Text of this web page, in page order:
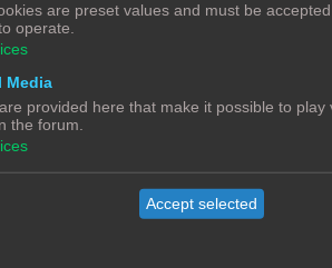
enkele minuten in beslag, maar geeft je extra
en het bijbehorend beleid. Bekijk ook de regels
are preset values and must be
operate.
Media
provided here that make it possible to play
the forum.
Accept selected